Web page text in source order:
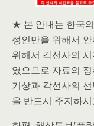
★ 본 안내는 한국
정인만을 위해서
위해서 각선사의
였으므로 자료의
기상과 각선사의
을 반드시 주지하